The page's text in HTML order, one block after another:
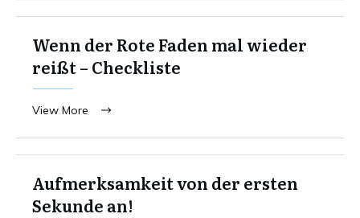
Wenn der Rote Faden mal wieder
reißt – Checkliste
View More
Aufmerksamkeit von der ersten
Sekunde an!